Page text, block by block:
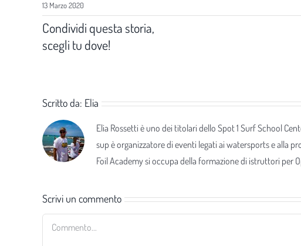
13 Marzo 2020
Condividi questa storia,
scegli tu dove!
Scritto da: Elia
Elia Rossetti è uno dei titolari dello Spot 1 Surf School
sup è organizzatore di eventi legati ai watersports e alla
Foil Academy si occupa della formazione di istruttori per
Scrivi un commento
Commento